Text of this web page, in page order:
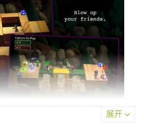
展开